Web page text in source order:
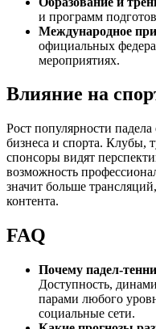
и программ
Международное
официальных
мероприятиях.
Влияние на
Рост популярности
бизнеса и спорта. Клубы,
спонсоры видят
возможность
значит больше
контента.
FAQ
Почему падел-
Доступность,
парами любого
социальные сети.